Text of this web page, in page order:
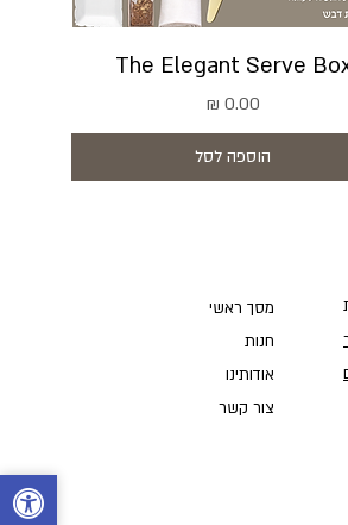
The Elegant Serve
מחיר
הוספה לסל
מסך ראשי
חנות
אודותינו
צור קשר